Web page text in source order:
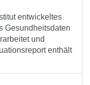
entwickeltes
Gesundheitsdaten
und
enthält